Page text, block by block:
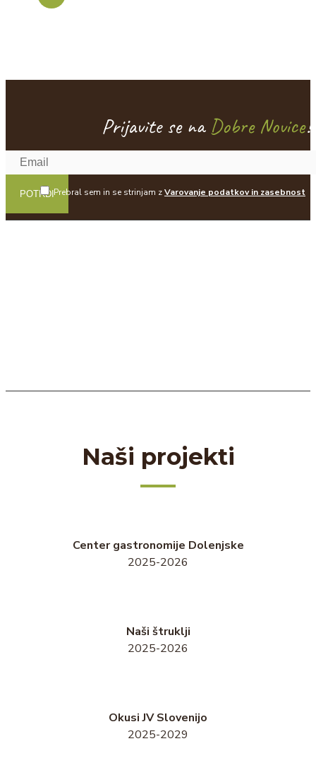
Prijavite se naDobre Novice!
POTRDIPrebral sem in se strinjam zVarovanje podatkov in zasebnost
Naši projekti
Center gastronomije Dolenjske
2025-2026
Naši štruklji
2025-2026
Okusi JV Slovenijo
2025-2029